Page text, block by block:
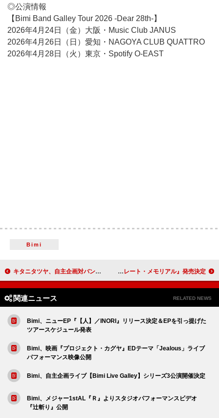
◎公演情報
【Bimi Band Galley Tour 2026 -Dear 28th-】
2026年4月24日（金）大阪・Music Club JANUS
2026年4月26日（日）愛知・NAGOYA CLUB QUATTRO
2026年4月28日（火）東京・Spotify O-EAST
Bimi
キタニタツヤ、自主企画対バンライブ【Hugs Vol.6】開催＆ニューAL2枚同時リリース決定 小倉 唯、ニューSG『チョコレート・メモリアル』発売決定
関連ニュース RELATED NEWS
Bimi、ニューEP『【人】／INORI』リリース決定＆EPを引っ提げた
ツアースケジュール発表
Bimi、映画『プロジェクト・カグヤ』EDテーマ「Jealous」ライブ
パフォーマンス映像公開
Bimi、自主企画ライブ【Bimi Live Galley】シリーズ3公演開催決定
Bimi、メジャー1stAL『Ｒ』よりスタジオパフォーマンスビデオ
『辻斬り』公開